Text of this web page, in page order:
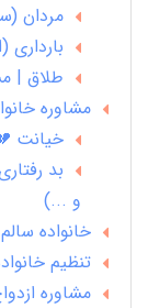
مردان
طلاق |
مشاوره
خیانت
بد
و ...)
خانواده
تنظیم
مشاوره